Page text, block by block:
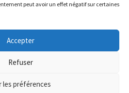
peut avoir un effet négatif sur certaines
Accepter
Refuser
les préférences